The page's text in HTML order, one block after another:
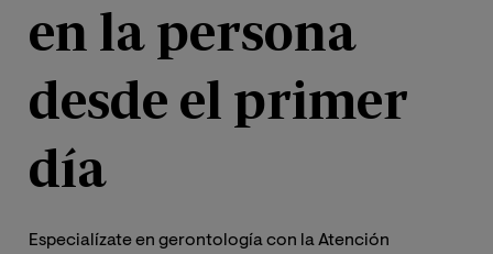
en la persona
desde el primer
día
Especialízate en gerontología con la Atención